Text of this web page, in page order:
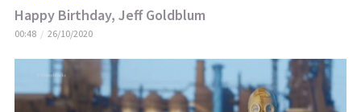
Happy Birthday, Jeff Goldblum
00:48 26/10/2020